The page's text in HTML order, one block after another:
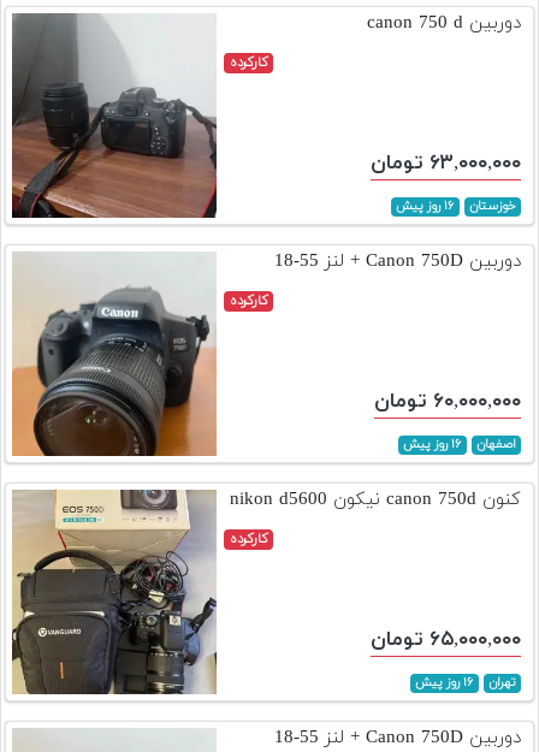
دوربین canon 750 d
کارکرده
۶۳,۰۰۰,۰۰۰ تومان
خوزستان ۱۶ روز پیش
دوربین Canon 750D + لنز 55-18
کارکرده
۶۰,۰۰۰,۰۰۰ تومان
اصفهان ۱۶ روز پیش
کنون canon 750d نیکون nikon d5600
کارکرده
۶۵,۰۰۰,۰۰۰ تومان
تهران ۱۶ روز پیش
دوربین Canon 750D + لنز 55-18